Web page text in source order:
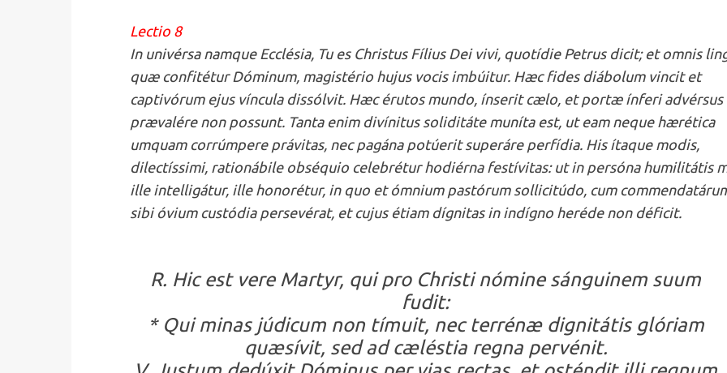
Lectio 8
In univérsa namque Ecclésia, Tu es Christus Fílius Dei vivi, quotídie Petrus dicit; et omnis
quæ confitétur Dóminum, magistério hujus vocis imbúitur. Hæc fides diábolum vincit et
captivórum ejus víncula dissólvit. Hæc érutos mundo, ínserit cælo, et portæ ínferi advérsus
prævalére non possunt. Tanta enim divínitus soliditáte muníta est, ut eam neque hærética
umquam corrúmpere právitas, nec pagána potúerit superáre perfídia. His ítaque modis,
dilectíssimi, rationábile obséquio celebrétur hodiérna festívitas: ut in persóna humilitátis
ille intelligátur, ille honorétur, in quo et ómnium pastórum sollicitúdo, cum
sibi óvium custódia persevérat, et cujus étiam dígnitas in indígno heréde non déficit.
R. Hic est vere Martyr, qui pro Christi nómine sánguinem suum
fudit:
* Qui minas júdicum non tímuit, nec terrénæ dignitátis glóriam
quæsívit, sed ad cæléstia regna pervénit.